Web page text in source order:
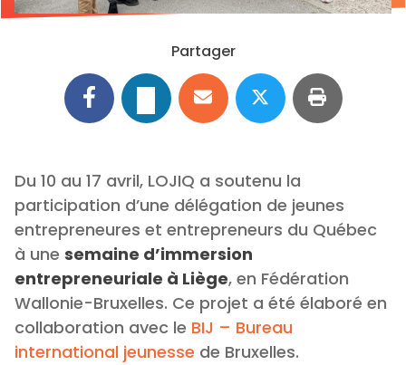
Partager
Du 10 au 17 avril, LOJIQ a soutenu la
participation d’une délégation de jeunes
entrepreneures et entrepreneurs du Québec
à une semaine d’immersion
entrepreneuriale à Liège, en Fédération
Wallonie-Bruxelles. Ce projet a été élaboré en
collaboration avec le BIJ – Bureau
international jeunesse de Bruxelles.